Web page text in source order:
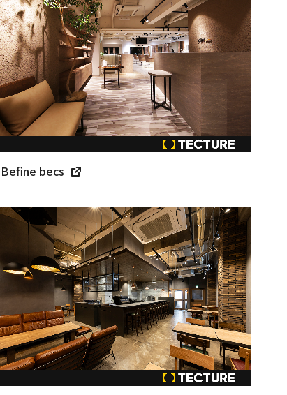
Befine becs